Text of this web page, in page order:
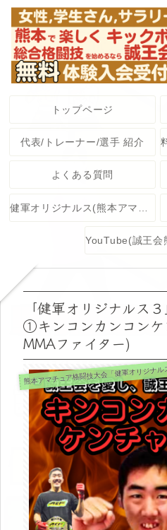
トップページ
代表/トレーナー/選手 紹介
よくある質問
「健軍オリジナルス
①キンコンカンコンケ
MMAファイター)
熊本アマチュア格闘技大会「健軍オリジナ